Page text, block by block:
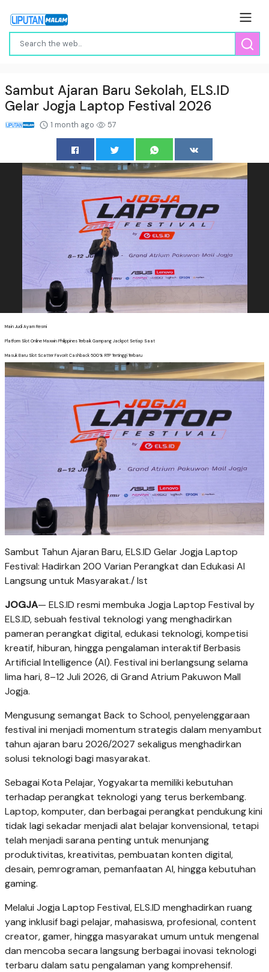
Sambut Ajaran Baru Sekolah, ELS.ID
Gelar Jogja Laptop Festival 2026
1 month ago 57
Main Judi Ayam Resmi
Platform Slot Online Maxwin Philippines Terbaik Gampang Jackpot Setiap Saat
Masuk Baru Slot Scatter Favorit Cashback 500% RTP Tertinggi Terbaru
Sambut Tahun Ajaran Baru, ELS.ID Gelar Jogja Laptop
Festival: Hadirkan 200 Varian Perangkat dan Edukasi AI
Langsung untuk Masyarakat./ Ist
JOGJA— ELS.ID resmi membuka Jogja Laptop Festival by
ELS.ID, sebuah festival teknologi yang menghadirkan
pameran perangkat digital, edukasi teknologi, kompetisi
kreatif, hiburan, hingga pengalaman interaktifBerbasis
Artificial Intelligence (AI). Festival ini berlangsung selama
lima hari, 8–12 Juli 2026, di Grand Atrium Pakuwon Mall
Jogja.
Mengusung semangat Back to School, penyelenggaraan
festival ini menjadi momentum strategis dalam menyambut
tahun ajaran baru 2026/2027 sekaligus menghadirkan
solusi teknologi bagi masyarakat.
Sebagai Kota Pelajar, Yogyakarta memiliki kebutuhan
terhadap perangkat teknologi yang terus berkembang.
Laptop, komputer, dan berbagai perangkat pendukung kini
tidak lagi sekadar menjadi alat belajar konvensional, tetapi
telah menjadi sarana penting untuk menunjang
produktivitas, kreativitas, pembuatan konten digital,
desain, pemrograman, pemanfaatan AI, hingga kebutuhan
gaming.
Melalui Jogja Laptop Festival, ELS.ID menghadirkan ruang
yang inklusif bagi pelajar, mahasiswa, profesional, content
creator, gamer, hingga masyarakat umum untuk mengenal
dan mencoba secara langsung berbagai inovasi teknologi
terbaru dalam satu pengalaman yang komprehensif.